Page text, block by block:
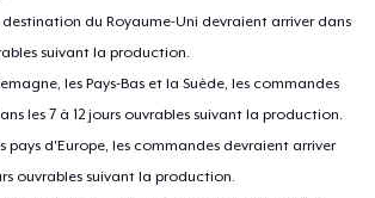
du Royaume-Uni devraient arriver dans
suivant la production.
les Pays-Bas et la Suède, les commandes
les 7 à 12 jours ouvrables suivant la production.
pays d'Europe, les commandes devraient arriver
ouvrables suivant la production.